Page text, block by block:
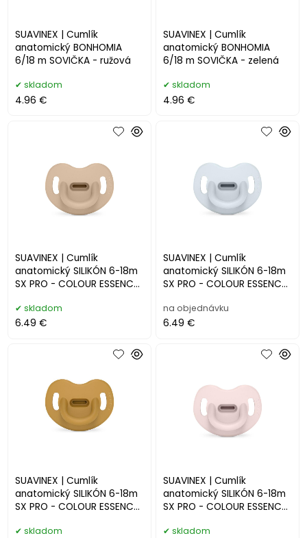
SUAVINEX | Cumlík
anatomický BONHOMIA
6/18 m SOVIČKA - ružová
skladom
4.96 €
SUAVINEX | Cumlík
anatomický BONHOMIA
6/18 m SOVIČKA - zelená
skladom
4.96 €
SUAVINEX | Cumlík
anatomický SILIKÓN 6-18m
SX PRO - COLOUR ESSENCE
skladom
6.49 €
SUAVINEX | Cumlík
anatomický SILIKÓN 6-18m
SX PRO - COLOUR ESSENCE
na objednávku
6.49 €
SUAVINEX | Cumlík
anatomický SILIKÓN 6-18m
SX PRO - COLOUR ESSENCE
skladom
SUAVINEX | Cumlík
anatomický SILIKÓN 6-18m
SX PRO - COLOUR ESSENCE
skladom